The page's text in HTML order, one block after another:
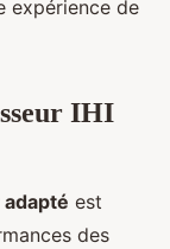
expérience de
IHI
est
des